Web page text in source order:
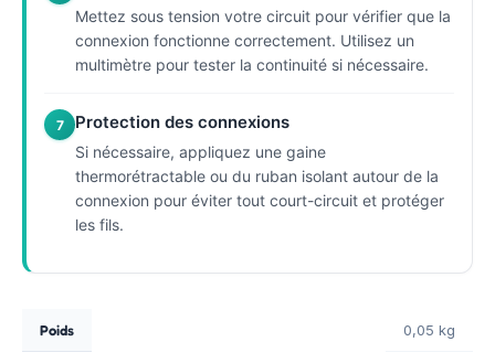
Mettez sous tension votre circuit pour vérifier que la
connexion fonctionne correctement. Utilisez un
multimètre pour tester la continuité si nécessaire.
7 Protection des connexions
Si nécessaire, appliquez une gaine
thermorétractable ou du ruban isolant autour de la
connexion pour éviter tout court-circuit et protéger
les fils.
Poids 0,05 kg